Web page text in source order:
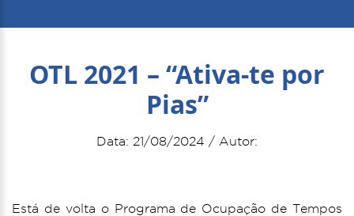
OTL 2021 – “Ativa-te por
Pias”
Data: 21/08/2024 / Autor:
Está de volta o Programa de Ocupação de Tempos